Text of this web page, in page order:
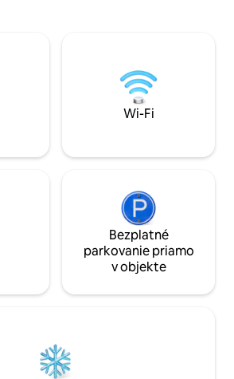
alebo relaxačný
Nechajte svoje
oplotenom
Wi-Fi
Bezplatné
parkovanie priamo
v objekte